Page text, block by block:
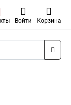
Войти Корзина